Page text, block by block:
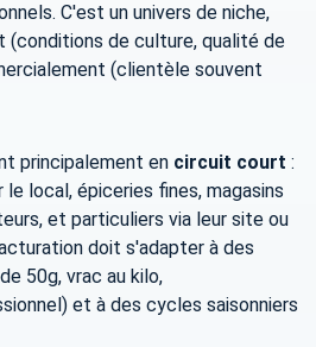
C'est un univers de niche,
(conditions de culture, qualité de
(clientèle souvent
principalement en circuit court :
local, épiceries fines, magasins
et particuliers via leur site ou
doit s'adapter à des
50g, vrac au kilo,
et à des cycles saisonniers